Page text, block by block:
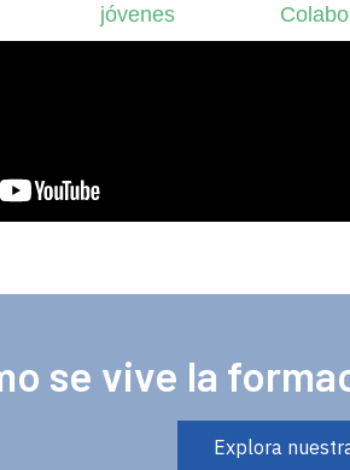
jóvenes
se vive la
Explora